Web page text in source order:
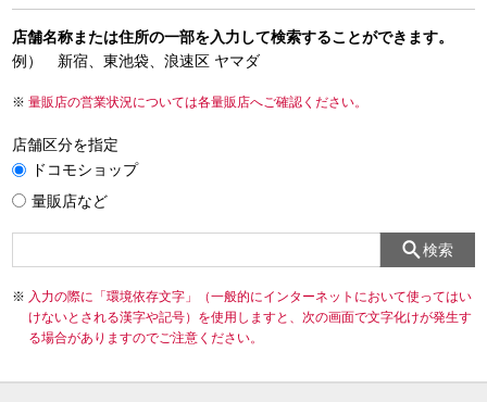
店舗名称または住所の一部を入力して検索することができます。
例） 新宿、東池袋、浪速区 ヤマダ
量販店の営業状況については各量販店へご確認ください。
店舗区分を指定
ドコモショップ
量販店など
検索
入力の際に「環境依存文字」（一般的にインターネットにおいて使ってはい
けないとされる漢字や記号）を使用しますと、次の画面で文字化けが発生す
る場合がありますのでご注意ください。